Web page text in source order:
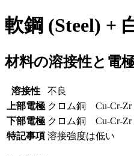
軟鋼 (Steel) +
材料の溶接性と電
溶接性
不良
上部電極 クロム銅 Cu-Cr-Zr
下部電極 クロム銅 Cu-Cr-Zr
特記事項 溶接強度は低い